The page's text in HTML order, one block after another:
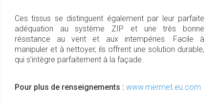
Ces tissus se distinguent également par leur parfaite
adéquation au système ZIP et une très bonne
résistance au vent et aux intempéries. Facile à
manipuler et à nettoyer, ils offrent une solution durable,
qui s’intègre parfaitement à la façade.
Pour plus de renseignements : www.mermet.eu.com